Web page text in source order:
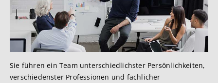
Sie führen ein Team unterschiedlichster Persönlichkeiten,
verschiedenster Professionen und fachlicher